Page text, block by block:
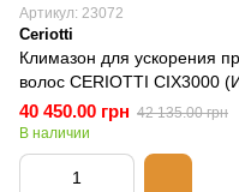
Артикул: 23072
Ceriotti
Климазон для ускорения
волос CERIOTTI CIX3000
40 450.00 грн 42 135.00 грн
В наличии